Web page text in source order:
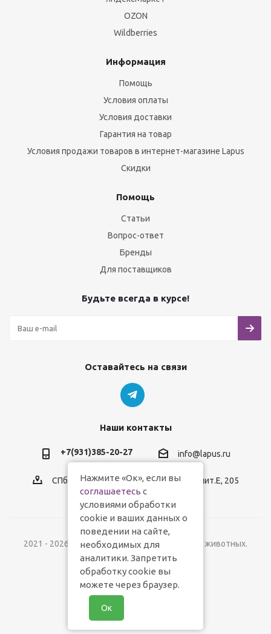
OZON
Wildberries
Информация
Помощь
Условия оплаты
Условия доставки
Гарантия на товар
Условия продажи товаров в интернет-магазине Lapus
Скидки
Помощь
Статьи
Вопрос-ответ
Бренды
Для поставщиков
Будьте всегда в курсе!
Оставайтесь на связи
Наши контакты
+7(931)385-20-27 info@lapus.ru
СПб, пр.Обуховской Обороны, д.116, лит.Е, 205
2021 - 2026 © Lapus.ru - магазин товаров для животных.
Нажмите «Ок», если вы
соглашаетесь с
условиями обработки
cookie и ваших данных о
поведении на сайте,
необходимых для
аналитики. Запретить
обработку cookie вы
можете через браузер.
Ок